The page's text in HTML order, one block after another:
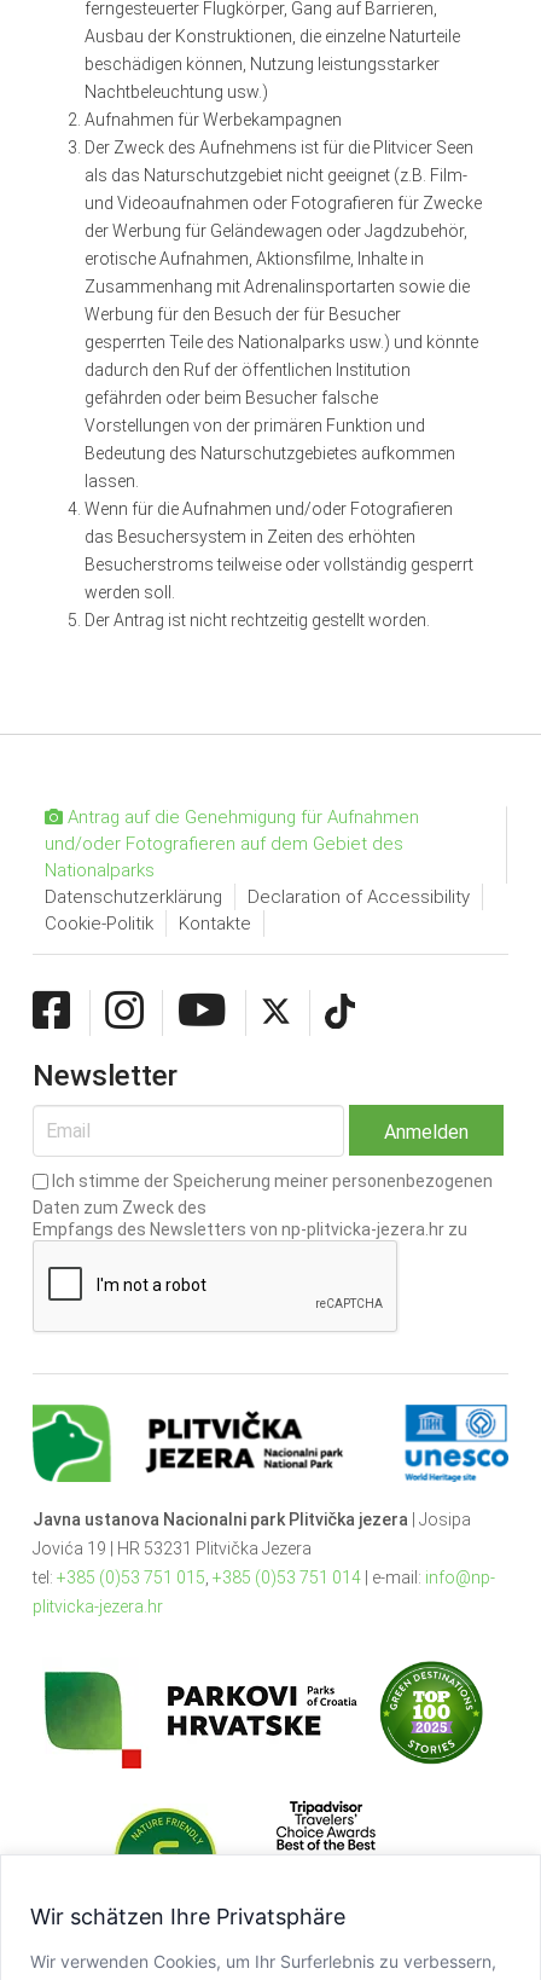
Wir schätzen Ihre Privatsphäre
Wir verwenden Cookies, um Ihr Surferlebnis zu verbessern,
ferngesteuerter Flugkörper, Gang auf Barrieren,
Ausbau der Konstruktionen, die einzelne Naturteile
beschädigen können, Nutzung leistungsstarker
Nachtbeleuchtung usw.)
Aufnahmen für Werbekampagnen
Der Zweck des Aufnehmens ist für die Plitvicer Seen
als das Naturschutzgebiet nicht geeignet (z.B. Film-
und Videoaufnahmen oder Fotografieren für Zwecke
der Werbung für Geländewagen oder Jagdzubehör,
erotische Aufnahmen, Aktionsfilme, Inhalte in
Zusammenhang mit Adrenalinsportarten sowie die
Werbung für den Besuch der für Besucher
gesperrten Teile des Nationalparks usw.) und könnte
dadurch den Ruf der öffentlichen Institution
gefährden oder beim Besucher falsche
Vorstellungen von der primären Funktion und
Bedeutung des Naturschutzgebietes aufkommen
lassen.
Wenn für die Aufnahmen und/oder Fotografieren
das Besuchersystem in Zeiten des erhöhten
Besucherstroms teilweise oder vollständig gesperrt
werden soll.
Der Antrag ist nicht rechtzeitig gestellt worden.
Antrag auf die Genehmigung für Aufnahmen
und/oder Fotografieren auf dem Gebiet des
Nationalparks
Datenschutzerklärung
Declaration of Accessibility
Cookie-Politik
Kontakte
Newsletter
Ich stimme der Speicherung meiner personenbezogenen
Daten zum Zweck des
Empfangs des Newsletters von np-plitvicka-jezera.hr zu
Javna ustanova Nacionalni park Plitvička jezera | Josipa
Jovića 19 | HR 53231 Plitvička Jezera
tel: +385 (0)53 751 015 +385 (0)53 751 014| e-mail: info@np-
plitvicka-jezera.hr